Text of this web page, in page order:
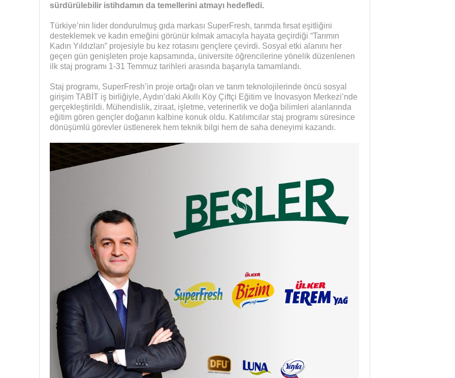
sürdürülebilir istihdamın da temellerini atmayı hedefledi.
Türkiye’nin lider dondurulmuş gıda markası SuperFresh, tarımda fırsat eşitliğini
desteklemek ve kadın emeğini görünür kılmak amacıyla hayata geçirdiği “Tarımın
Kadın Yıldızları” projesiyle bu kez rotasını gençlere çevirdi. Sosyal etki alanını her
geçen gün genişleten proje kapsamında, üniversite öğrencilerine yönelik düzenlenen
ilk staj programı 1-31 Temmuz tarihleri arasında başarıyla tamamlandı.
Staj programı, SuperFresh’in proje ortağı olan ve tarım teknolojilerinde öncü sosyal
girişim TABİT iş birliğiyle, Aydın’daki Akıllı Köy Çiftçi Eğitim ve İnovasyon Merkezi’nde
gerçekleştirildi. Mühendislik, ziraat, işletme, veterinerlik ve doğa bilimleri alanlarında
eğitim gören gençler doğanın kalbine konuk oldu. Katılımcılar staj programı süresince
dönüşümlü görevler üstlenerek hem teknik bilgi hem de saha deneyimi kazandı.